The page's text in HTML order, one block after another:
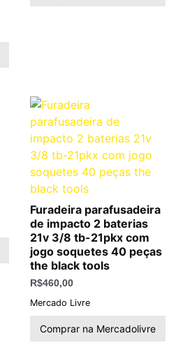
Furadeira parafusadeira
de impacto 2 baterias
21v 3/8 tb-21pkx com
jogo soquetes 40 peças
the black tools
R$460,00
Mercado Livre
Comprar na Mercadolivre